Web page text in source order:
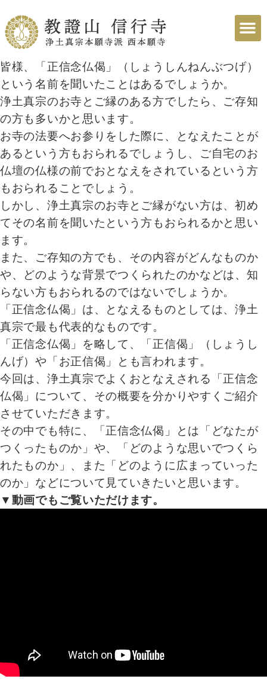
皆様、「正信念仏偈」（しょうしんねんぶつげ）
という名前を聞いたことはあるでしょうか。
浄土真宗のお寺とご縁のある方でしたら、ご存知
の方も多いかと思います。
お寺の法要へお参りをした際に、となえたことが
あるという方もおられるでしょうし、ご自宅のお
仏壇の仏様の前でおとなえをされているという方
もおられることでしょう。
しかし、浄土真宗のお寺とご縁がない方は、初め
てその名前を聞いたという方もおられるかと思い
ます。
また、ご存知の方でも、その内容がどんなものか
や、どのような背景でつくられたのかなどは、知
らない方もおられるのではないでしょうか。
「正信念仏偈」は、となえるものとしては、浄土
真宗で最も代表的なものです。
「正信念仏偈」を略して、「正信偈」（しょうし
んげ）や「お正信偈」とも言われます。
今回は、浄土真宗でよくおとなえされる「正信念
仏偈」について、その概要を分かりやすくご紹介
させていただきます。
その中でも特に、「正信念仏偈」とは「どなたが
つくったものか」や、「どのような思いでつくら
れたものか」、また「どのように広まっていった
のか」などについて見ていきたいと思います。
▼動画でもご覧いただけます。